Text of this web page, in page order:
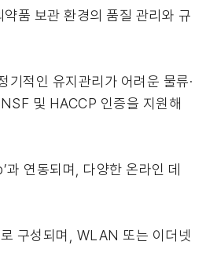
품 보관 환경의 품질 관리와 규
적인 유지관리가 어려운 물류·
및 HACCP 인증을 지원해
연동되며, 다양한 온라인 데
구성되며, WLAN 또는 이더넷